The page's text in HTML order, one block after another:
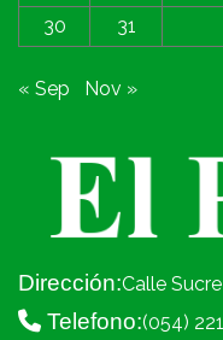
30
31
« Sep Nov »
Dirección:Calle
Telefono:(054)